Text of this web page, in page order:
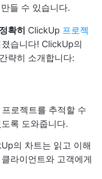
들 수 있습니다.
정확히 ClickUp 프로젝
습니다! ClickUp의
략히 소개합니다:
로젝트를 추적할 수
록 도와줍니다.
의 차트는 읽고 이해
라이언트와 고객에게